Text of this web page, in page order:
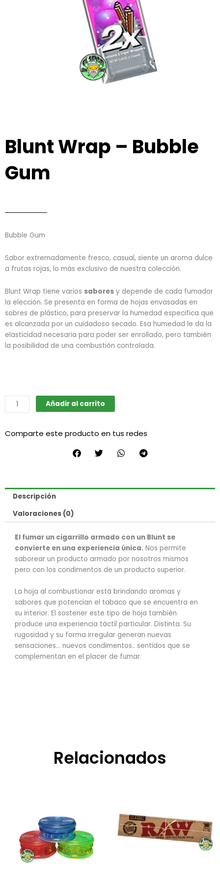
Blunt Wrap – Bubble
Gum
Bubble Gum
Sabor extremadamente fresco, casual, siente un aroma dulce
a frutas rojas, lo más exclusivo de nuestra colección.
Blunt Wrap tiene varios sabores y depende de cada fumador
la elección. Se presenta en forma de hojas envasadas en
sobres de plástico, para preservar la humedad especifica que
es alcanzada por un cuidadoso secado. Esa humedad le da la
elasticidad necesaria para poder ser enrollado, pero también
la posibilidad de una combustión controlada.
Blunt
Wrap
Bubble
Añadir al carrito
Comparte este producto en tus redes
Descripción
Valoraciones (0)
El fumar un cigarrillo armado con un Blunt se
convierte en una experiencia única. Nos permite
saborear un producto armado por nosotros mismos
pero con los condimentos de un producto superior.
La hoja al combustionar está brindando aromas y
sabores que potencian el tabaco que se encuentra en
su interior. El sostener este tipo de hoja también
produce una experiencia táctil particular. Distinta. Su
rugosidad y su forma irregular generan nuevas
sensaciones… nuevos condimentos.. sentidos que se
complementan en el placer de fumar.
Relacionados